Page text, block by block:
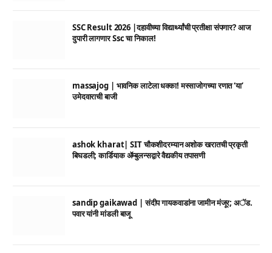
SSC Result 2026 |दहावीच्या विद्यार्थ्यांची प्रतीक्षा संपणार? आज
दुपारी लागणार Ssc चा निकाल!
massajog | भावनिक लाटेला धक्का! मस्साजोगच्या रणात ‘या’
उमेदवाराची बाजी
ashok kharat| SIT चौकशीदरम्यान अशोक खरातची प्रकृती
बिघडली; कार्डियाक ॲम्बुलन्सद्वारे वैद्यकीय तपासणी
sandip gaikawad | संदीप गायकवाडांना जामीन मंजूर; अॅड.
पवार यांनी मांडली बाजू